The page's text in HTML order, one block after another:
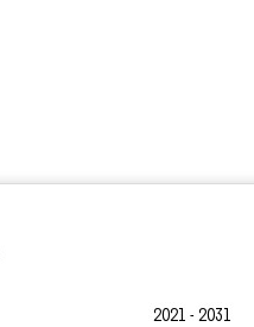
2021 - 2031